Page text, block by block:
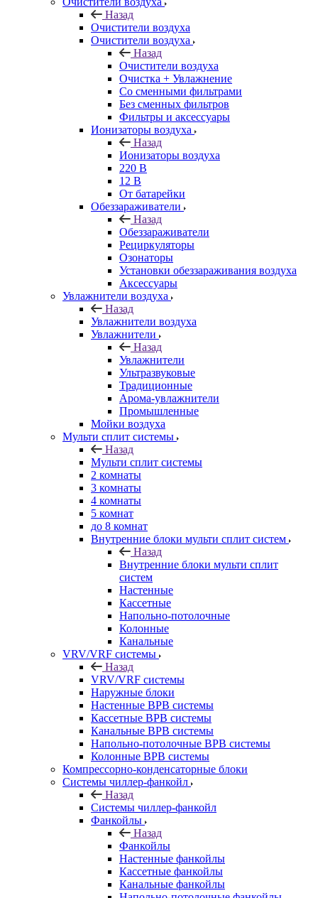
Назад
Очистители воздуха
Очистители воздуха
Назад
Очистители воздуха
Очистка + Увлажнение
Cо сменными фильтрами
Без сменных фильтров
Фильтры и аксессуары
Ионизаторы воздуха
Назад
Ионизаторы воздуха
220 В
12 В
От батарейки
Обеззараживатели
Назад
Обеззараживатели
Рециркуляторы
Озонаторы
Установки обеззараживания воздуха
Аксессуары
Увлажнители воздуха
Назад
Увлажнители воздуха
Увлажнители
Назад
Увлажнители
Ультразвуковые
Традиционные
Арома-увлажнители
Промышленные
Мойки воздуха
Мульти сплит системы
Назад
Мульти сплит системы
2 комнаты
3 комнаты
4 комнаты
5 комнат
до 8 комнат
Внутренние блоки мульти сплит систем
Назад
Внутренние блоки мульти сплит
систем
Настенные
Кассетные
Напольно-потолочные
Колонные
Канальные
VRV/VRF системы
Назад
VRV/VRF системы
Наружные блоки
Настенные ВРВ системы
Кассетные ВРВ системы
Канальные ВРВ системы
Напольно-потолочные ВРВ системы
Колонные ВРВ системы
Компрессорно-конденсаторные блоки
Системы чиллер-фанкойл
Назад
Системы чиллер-фанкойл
Фанкойлы
Назад
Фанкойлы
Настенные фанкойлы
Кассетные фанкойлы
Канальные фанкойлы